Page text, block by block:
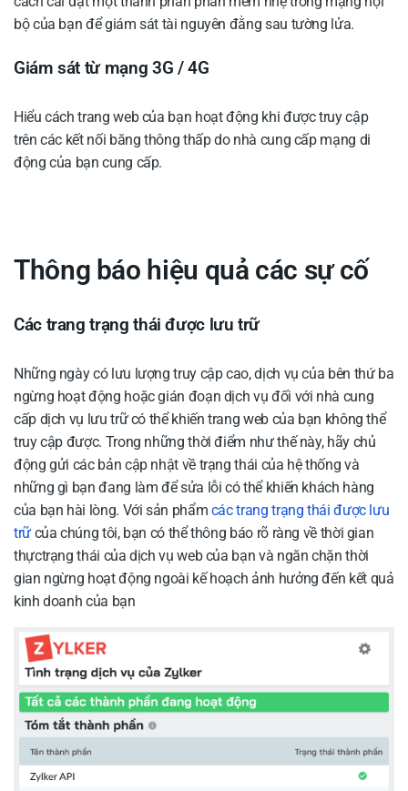
bộ của bạn để giám sát tài nguyên đằng sau tường lửa.
Giám sát từ mạng 3G / 4G
Hiểu cách trang web của bạn hoạt động khi được truy cập
trên các kết nối băng thông thấp do nhà cung cấp mạng di
động của bạn cung cấp.
Thông báo hiệu quả các sự cố
Các trang trạng thái được lưu trữ
Những ngày có lưu lượng truy cập cao, dịch vụ của bên thứ ba
ngừng hoạt động hoặc gián đoạn dịch vụ đối với nhà cung
cấp dịch vụ lưu trữ có thể khiến trang web của bạn không thể
truy cập được. Trong những thời điểm như thế này, hãy chủ
động gửi các bản cập nhật về trạng thái của hệ thống và
những gì bạn đang làm để sửa lỗi có thể khiến khách hàng
của bạn hài lòng. Với sản phẩm các trang trạng thái được lưu
trữ của chúng tôi, bạn có thể thông báo rõ ràng về thời gian
thựctrạng thái của dịch vụ web của bạn và ngăn chặn thời
gian ngừng hoạt động ngoài kế hoạch ảnh hưởng đến kết quả
kinh doanh của bạn